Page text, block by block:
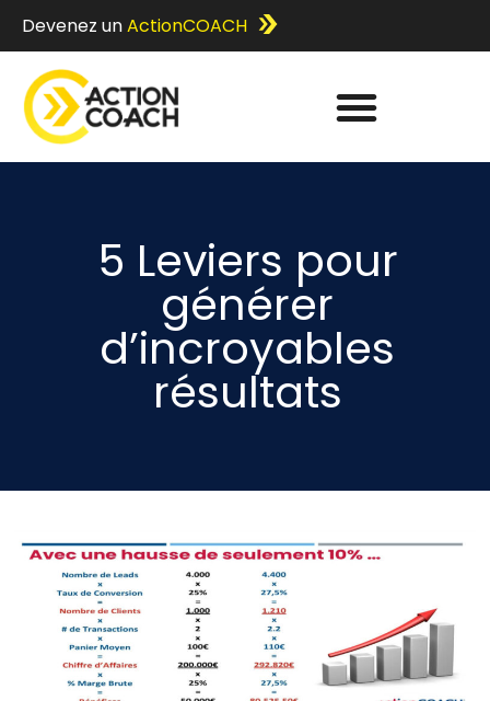
Devenez unActionCOACH
5 Leviers pour
générer
d’incroyables
résultats